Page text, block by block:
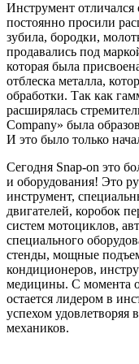
Инструмент
постоянно просили
зубила, бородки,
продавались под
которая была
отблеска металла,
обработки. Так как
расширялась
Company» была
И это было только
Сегодня Snap-on это
и оборудования! Это
инструмент,
двигателей, коробок
систем мотоциклов,
специального
стенды, мощные
кондиционеров,
медицины. С момента
остается лидером в
успехом удовлетворяя
механиков.